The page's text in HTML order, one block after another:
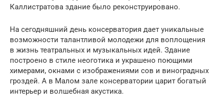
Каллистратова здание было реконструировано.
На сегодняшний день консерватория дает уникальные
возможности талантливой молодежи для воплощения
в жизнь театральных и музыкальных идей. Здание
построено в стиле неоготика и украшено поющими
химерами, окнами с изображениями сов и виноградных
гроздей. А в Малом зале консерватории царит богатый
интерьер и волшебная акустика.